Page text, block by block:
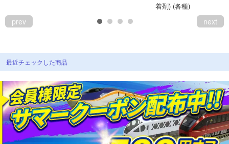
着剤) (各種)
prev next
最近チェックした商品